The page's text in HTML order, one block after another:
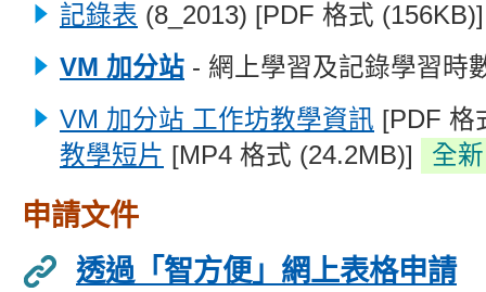
記錄表 (8_2013) [PDF 格式 (156KB)]
VM 加分站 - 網上學習及記錄學習時
VM 加分站 工作坊教學資訊 [PDF 格
教學短片 [MP4 格式 (24.2MB)] 全新
申請文件
透過「智方便」 網上表格申請